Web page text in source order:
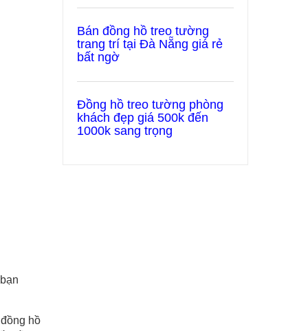
hồ
Bán đồng hồ treo tường
trang trí tại Đà Nẵng giá rẻ
bất ngờ
Đồng hồ treo tường phòng
khách đẹp giá 500k đến
1000k sang trọng